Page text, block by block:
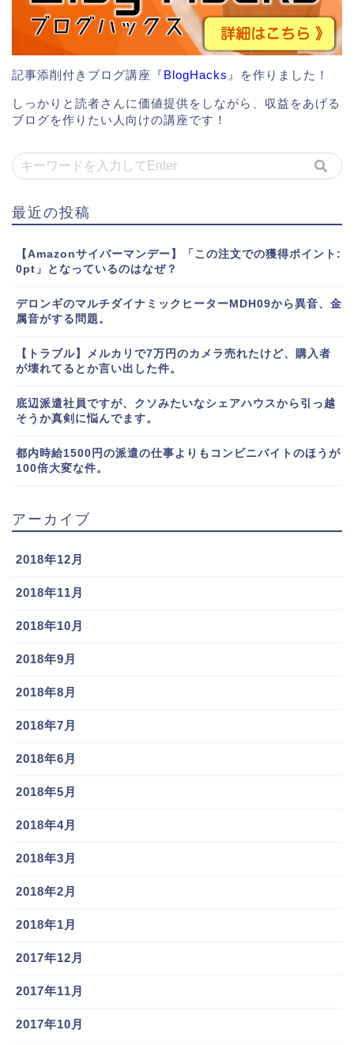
記事添削付きブログ講座『BlogHacks 』を作りました！
しっかりと読者さんに価値提供をしながら、収益をあげる
ブログを作りたい人向けの講座です！
最近の投稿
【Amazonサイバーマンデー】「この注文での獲得ポイント:
0pt」となっているのはなぜ？
デロンギのマルチダイナミックヒーターMDH09から異音、金
属音がする問題。
【トラブル】メルカリで7万円のカメラ売れたけど、購入者
が壊れてるとか言い出した件。
底辺派遣社員ですが、クソみたいなシェアハウスから引っ越
そうか真剣に悩んでます。
都内時給1500円の派遣の仕事よりもコンビニバイトのほうが
100倍大変な件。
アーカイブ
2018年12月
2018年11月
2018年10月
2018年9月
2018年8月
2018年7月
2018年6月
2018年5月
2018年4月
2018年3月
2018年2月
2018年1月
2017年12月
2017年11月
2017年10月